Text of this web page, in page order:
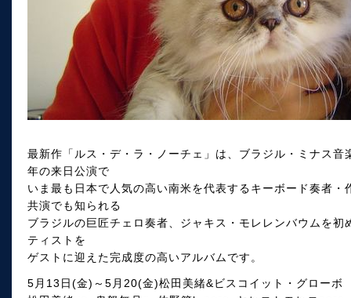
最新作「ルス・デ・ラ・ノーチェ」は、ブラジル・ミナス
年の来日公演で
いま最も日本で人気の高い南米を代表するキーボード奏者
共演でも知られる
ブラジルの巨匠チェロ奏者、ジャキス・モレレンバウムを
ティストを
ゲストに迎えた完成度の高いアルバムです。
5月13日(金)～5月20(金)松田美緒&ビスコイット・グロー